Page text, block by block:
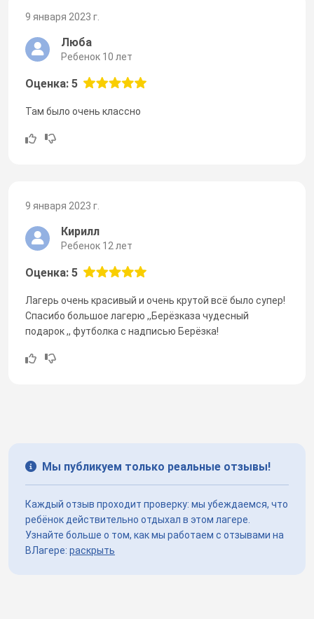
9 января 2023 г.
Люба
Ребенок 10 лет
Оценка: 5
Там было очень классно
9 января 2023 г.
Кирилл
Ребенок 12 лет
Оценка: 5
Лагерь очень красивый и очень крутой всё было супер!
Спасибо большое лагерю ,,Берёзказа чудесный
подарок ,, футболка с надписью Берёзка!
Мы публикуем только реальные отзывы!
Каждый отзыв проходит проверку: мы убеждаемся, что
ребёнок действительно отдыхал в этом лагере.
Узнайте больше о том, как мы работаем с отзывами на
ВЛагере: раскрыть